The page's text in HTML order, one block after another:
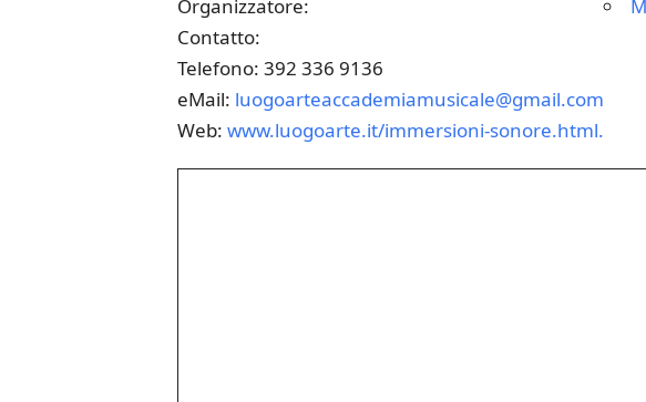
Organizzatore:
Contatto:
Telefono: 392 336 9136
eMail: luogoarteaccademiamusicale@gmail.com
Web: www.luogoarte.it/immersioni-sonore.html.